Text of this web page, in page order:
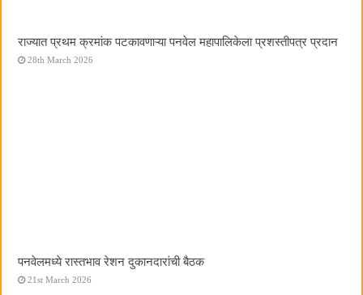
राज्यात प्रथम क्रमांक पटकावणाऱ्या पनवेल महापालिकेला प्रशस्तीपत्र प्रदान
28th March 2026
पनवेलमध्ये रास्तभाव रेशन दुकानदारांची बैठक
21st March 2026